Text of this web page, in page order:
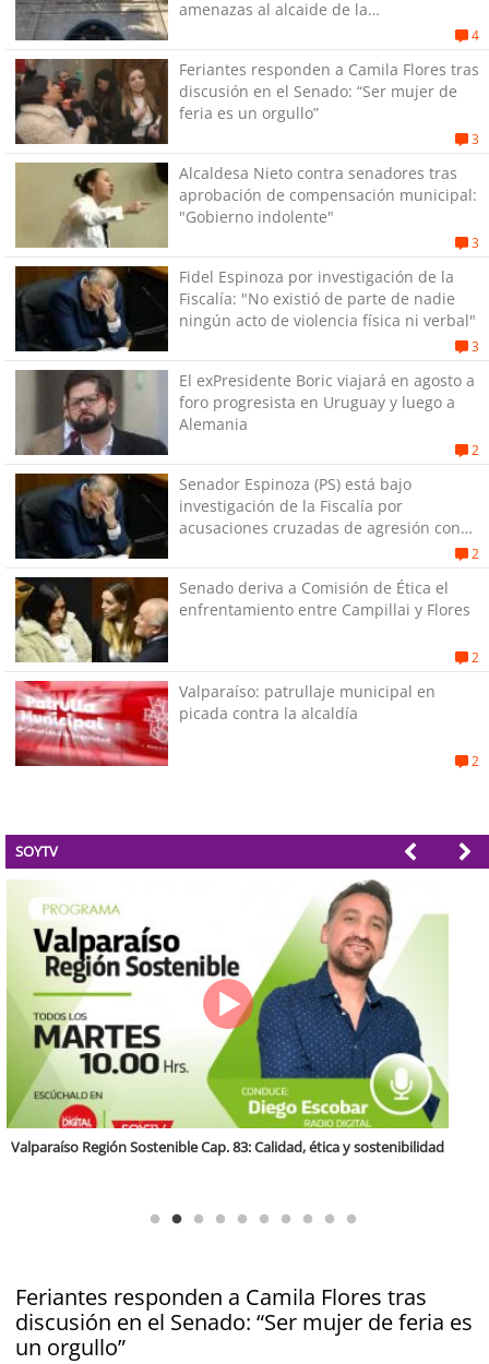
amenazas al alcaide de la
4
Feriantes responden a Camila Flores tras
discusión en el Senado: “Ser mujer de
feria es un orgullo”
3
Alcaldesa Nieto contra senadores tras
aprobación de compensación municipal:
"Gobierno indolente"
3
Fidel Espinoza por investigación de la
Fiscalía: "No existió de parte de nadie
ningún acto de violencia física ni verbal"
3
El exPresidente Boric viajará en agosto a
foro progresista en Uruguay y luego a
Alemania
2
Senador Espinoza (PS) está bajo
investigación de la Fiscalía por
acusaciones cruzadas de agresión con
2
Senado deriva a Comisión de Ética el
enfrentamiento entre Campillai y Flores
2
Valparaíso: patrullaje municipal en
picada contra la alcaldía
2
SOYTV
Feriantes responden a Camila Flores tras
discusión en el Senado: “Ser mujer de feria es
un orgullo”